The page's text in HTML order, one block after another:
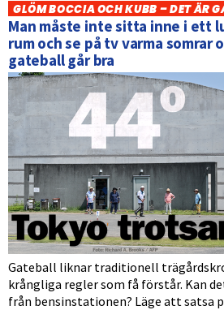
GLÖM BOCCIA OCH KUBB – DET ÄR
Man måste inte sitta inne i ett
rum och se på tv varma somrar
gateball går bra
Gateball liknar traditionell
krångliga regler som få förstår. Kan
från bensinstationen? Läge att satsa